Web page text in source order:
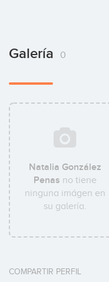
Galería 0
Natalia González
Penas no tiene
ninguna imágen en
su galería.
COMPARTIR PERFIL